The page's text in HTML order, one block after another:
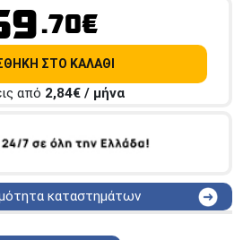
.70€
ΣΤΟ ΚΑΛΑΘΙ
από 2,84€ / μήνα
καταστημάτων